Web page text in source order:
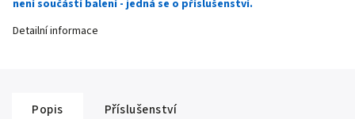
není součástí balení - jedná se o příslušenství.
Detailní informace
Popis
Příslušenství